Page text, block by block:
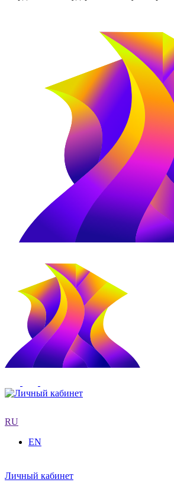
RU
EN
Личный кабинет